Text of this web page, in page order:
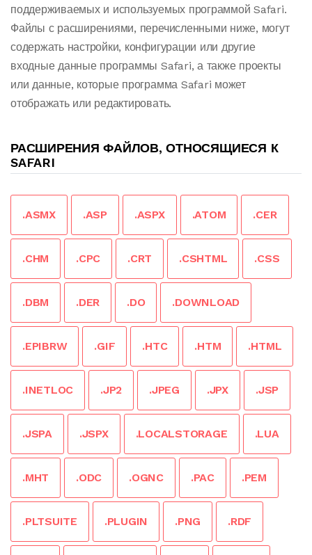
поддерживаемых и используемых программой Safari.
Файлы с расширениями, перечисленными ниже, могут
содержать настройки, конфигурации или другие
входные данные программы Safari, а также проекты
или данные, которые программа Safari может
отображать или редактировать.
РАСШИРЕНИЯ ФАЙЛОВ, ОТНОСЯЩИЕСЯ К
SAFARI
.ASMX .ASP .ASPX .ATOM .CER
.CHM .CPC .CRT .CSHTML .CSS
.DBM .DER .DO .DOWNLOAD
.EPIBRW .GIF .HTC .HTM .HTML
.INETLOC .JP2 .JPEG .JPX .JSP
.JSPA .JSPX .LOCALSTORAGE .LUA
.MHT .ODC .OGNC .PAC .PEM
.PLTSUITE .PLUGIN .PNG .RDF